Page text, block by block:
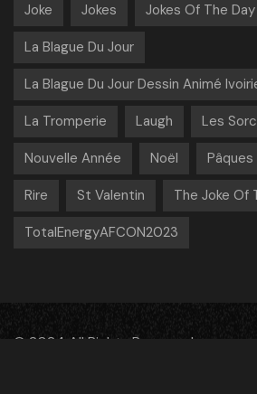
Joke Jokes Jokes Of The Day
La Blague Du Jour
La Blague Du Jour Dessin Animé
La Tromperie Laugh Les
Nouvelle Année Noël Pâques
Rire St Valentin The Joke Of
TotalEnergyAFCON2023
© 2024 All Rights Reserved